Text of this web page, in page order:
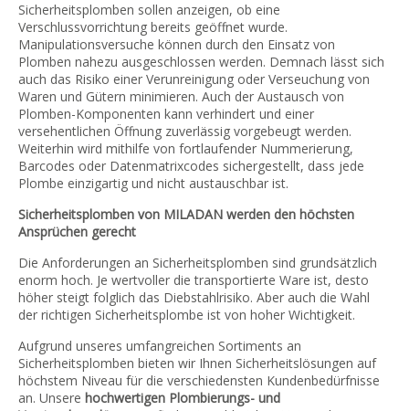
Sicherheitsplomben sollen anzeigen, ob eine
Verschlussvorrichtung bereits geöffnet wurde.
Manipulationsversuche können durch den Einsatz von
Plomben nahezu ausgeschlossen werden. Demnach lässt sich
auch das Risiko einer Verunreinigung oder Verseuchung von
Waren und Gütern minimieren. Auch der Austausch von
Plomben-Komponenten kann verhindert und einer
versehentlichen Öffnung zuverlässig vorgebeugt werden.
Weiterhin wird mithilfe von fortlaufender Nummerierung,
Barcodes oder Datenmatrixcodes sichergestellt, dass jede
Plombe einzigartig und nicht austauschbar ist.
Sicherheitsplomben von MILADAN werden den höchsten
Ansprüchen gerecht
Die Anforderungen an Sicherheitsplomben sind grundsätzlich
enorm hoch. Je wertvoller die transportierte Ware ist, desto
höher steigt folglich das Diebstahlrisiko. Aber auch die Wahl
der richtigen Sicherheitsplombe ist von hoher Wichtigkeit.
Aufgrund unseres umfangreichen Sortiments an
Sicherheitsplomben bieten wir Ihnen Sicherheitslösungen auf
höchstem Niveau für die verschiedensten Kundenbedürfnisse
an. Unsere hochwertigen Plombierungs- und